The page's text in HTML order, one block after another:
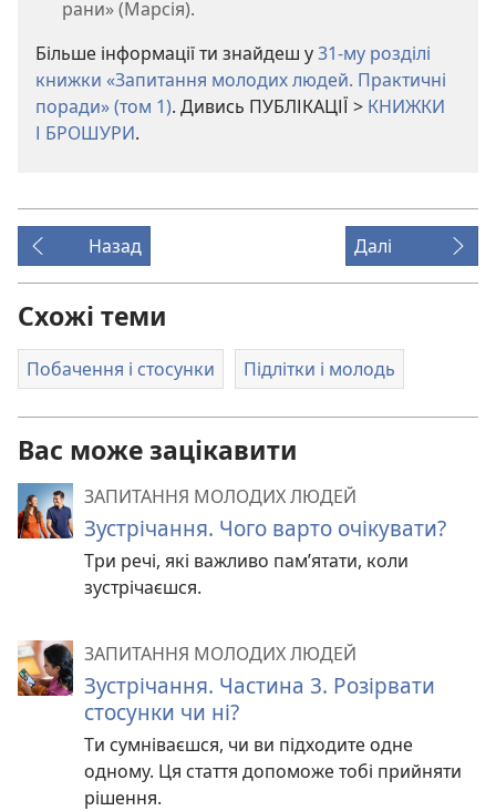
рани» (Марсія).
Більше інформації ти знайдеш у31-му розділі
книжки «Запитання молодих людей. Практичні
поради» (том 1). Дивись ПУБЛІКАЦІЇ > КНИЖКИ
І БРОШУРИ.
Назад Далі
Схожі теми
Побачення і стосунки Підлітки і молодь
Вас може зацікавити
ЗАПИТАННЯ МОЛОДИХ ЛЮДЕЙ
Зустрічання. Чого варто очікувати?
Три речі, які важливо пам’ятати, коли
зустрічаєшся.
ЗАПИТАННЯ МОЛОДИХ ЛЮДЕЙ
Зустрічання. Частина 3. Розірвати
стосунки чи ні?
Ти сумніваєшся, чи ви підходите одне
одному. Ця стаття допоможе тобі прийняти
рішення.